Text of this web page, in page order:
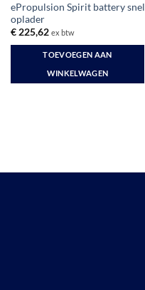
ePropulsion Spirit battery snel
oplader
€225,62 ex btw
TOEVOEGEN AAN
WINKELWAGEN